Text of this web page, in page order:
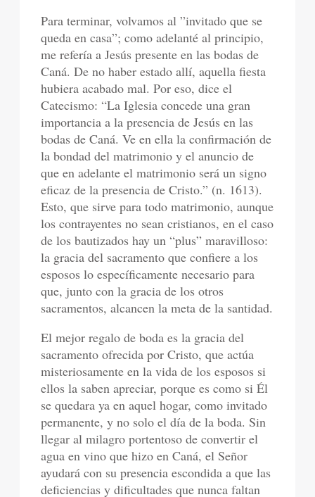
Para terminar, volvamos al ”invitado que se
queda en casa”; como adelanté al principio,
me refería a Jesús presente en las bodas de
Caná. De no haber estado allí, aquella fiesta
hubiera acabado mal. Por eso, dice el
Catecismo: “La Iglesia concede una gran
importancia a la presencia de Jesús en las
bodas de Caná. Ve en ella la confirmación de
la bondad del matrimonio y el anuncio de
que en adelante el matrimonio será un signo
eficaz de la presencia de Cristo.” (n. 1613).
Esto, que sirve para todo matrimonio, aunque
los contrayentes no sean cristianos, en el caso
de los bautizados hay un “plus” maravilloso:
la gracia del sacramento que confiere a los
esposos lo específicamente necesario para
que, junto con la gracia de los otros
sacramentos, alcancen la meta de la santidad.
El mejor regalo de boda es la gracia del
sacramento ofrecida por Cristo, que actúa
misteriosamente en la vida de los esposos si
ellos la saben apreciar, porque es como si Él
se quedara ya en aquel hogar, como invitado
permanente, y no solo el día de la boda. Sin
llegar al milagro portentoso de convertir el
agua en vino que hizo en Caná, el Señor
ayudará con su presencia escondida a que las
deficiencias y dificultades que nunca faltan